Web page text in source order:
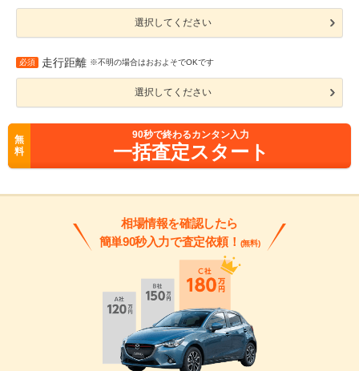
選択してください
必須 走行距離 ※不明の場合はおおよそでOKです
選択してください
無
料
90秒で終わるカンタン入力
一括査定スタート
相場情報を確認したら
簡単90秒入力で査定依頼！ (無料)